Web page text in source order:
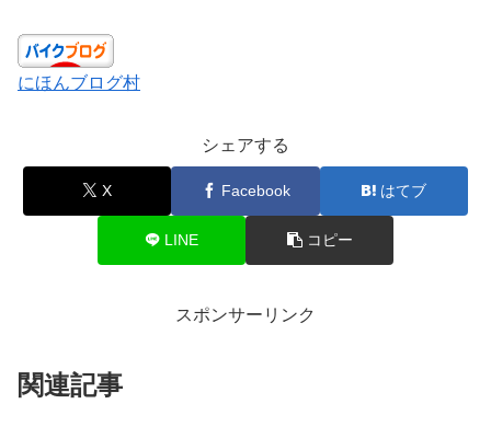
にほんブログ村
シェアする
X Facebook はてブ
LINE コピー
スポンサーリンク
関連記事